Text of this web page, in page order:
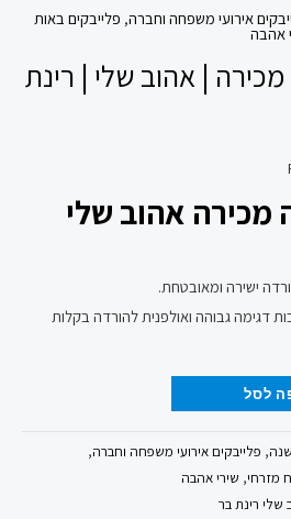
אירועי משפחה וחברה, פלייבקים באות
אהבה
| אהוב שלי | רינת
מכירה אהוב שלי
ישירה ומאובטחת.
דגימה גבוהה ואולפנית להורדה בקלות
לסל
, פלייבקים אירועי משפחה וחברה,
מזרחי, שירי אהבה
שלי רינת בר